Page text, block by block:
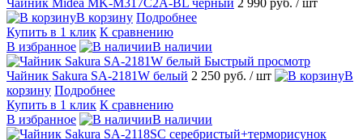
В корзину Подробнее
Купить в 1 клик К сравнению
В избранное
В наличии
Быстрый просмотр
Чайник Sakura SA-2181W белый 2 250 руб. / шт
В
корзину Подробнее
Купить в 1 клик К сравнению
В избранное
В наличии